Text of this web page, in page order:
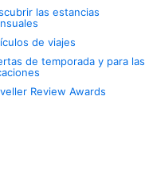
las estancias
de viajes
de temporada y para las
Review Awards